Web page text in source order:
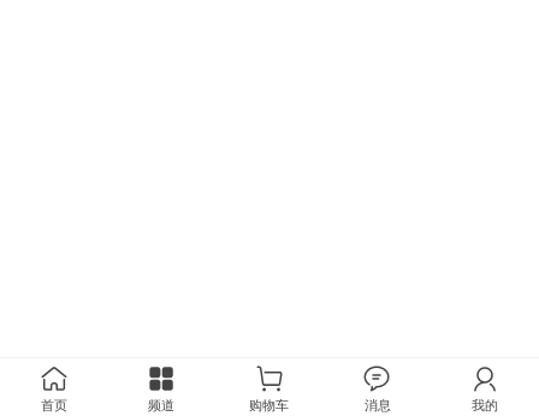
首页 频道 购物车 消息 我的